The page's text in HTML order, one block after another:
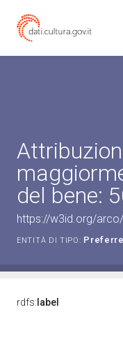
del bene:
https://w3id.org/
ENTITÀ DI TIPO:
rdfs: label